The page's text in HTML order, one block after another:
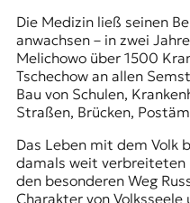
Die Medizin ließ seinen
anwachsen – in zwei
Melichowo über 1500
Tschechow an allen
Bau von Schulen,
Straßen, Brücken,
Das Leben mit dem Volk
damals weit verbreiteten
den besonderen Weg
Charakter von Volksseele